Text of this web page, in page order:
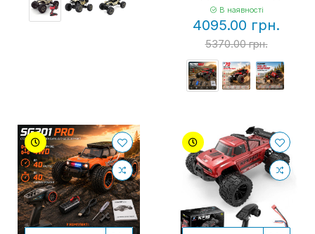
В наявності
4095.00 грн.
5370.00 грн.